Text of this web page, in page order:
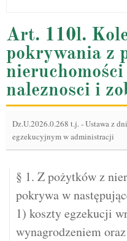
Art. 110l.
pokrywania z
naleznosci i
Dz.U.2026.0.268 t.j.-Ustawa z
egzekucyjnym w administracji
§ 1. Z pożytków z
pokrywa w
1) koszty egzekucji
wynagrodzeniem